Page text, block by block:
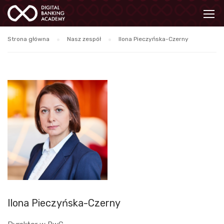
Strona główna Nasz zespół Ilona Pieczyńska-Czerny
Ilona Pieczyńska-Czerny